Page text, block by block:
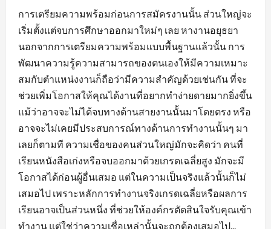
การเตรียมความพร้อมก่อนการสมัครงานนั้น ส่วนใหญ่จะ
เริ่มตั้งแต่จบการศึกษาออกมาใหม่ๆ เลย หางานอยุธยา
นอกจากการเตรียมความพร้อมแบบพื้นฐานแล้วนั้น การ
พัฒนาความรู้ความสามารถของตนเองให้มีความเหมาะ
สมกับตำแหน่งงานก็ถือว่ามีความสำคัญด้วยเช่นกัน ที่จะ
ช่วยเพิ่มโอกาสให้คุณได้งานที่อยากทำง่ายดายมากยิ่งขึ้น
แม้ว่าอาจจะไม่ได้จบทางด้านสายงานนั้นมาโดยตรง หรือ
อาจจะไม่เคยมีประสบการณ์ทางด้านการทำงานนั้นๆ มา
เลยก็ตามที ความเชื่อของคนส่วนใหญ่มักจะคิดว่า คนที่
เรียนหนังสือเก่งหรือจบออกมาด้วยเกรดเฉลี่ยสูง มักจะมี
โอกาสได้ก่อนผู้อื่นเสมอ แต่ในความเป็นจริงแล้วนั้นก็ไม่
เสมอไป เพราะหลักการทำงานจริงเกรดเฉลี่ยหรือผลการ
เรียนอาจเป็นส่วนหนึ่ง ที่ช่วยให้องค์กรตัดสินใจรับคุณเข้า
ทำงาน แต่ใช่ว่าความเชื่อเหล่านั้นจะถูกต้องเสมอไป...